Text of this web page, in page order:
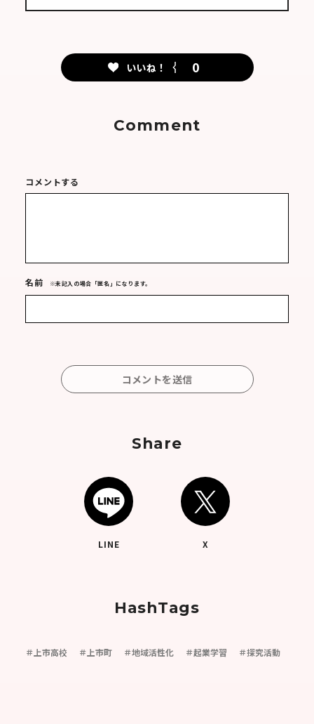
いいね！ 0
Comment
コメントする
名前 ※未記入の場合「匿名」になります。
コメントを送信
Share
LINE X
HashTags
＃上市高校 ＃上市町 ＃地域活性化 ＃起業学習 ＃探究活動